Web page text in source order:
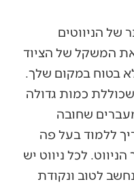
של הניווטים
המשקל של הציוד
בטוח במקום שלך.
כמות גדולה
שחובה
ללמוד בעל פה
לכל ניווט יש
לטוב ונקודת